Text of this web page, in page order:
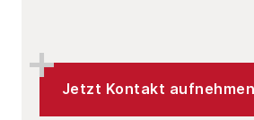
Jetzt Kontakt aufnehmen